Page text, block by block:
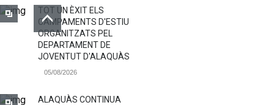
TOT UN ÈXIT ELS
CAMPAMENTS D'ESTIU
ORGANITZATS PEL
DEPARTAMENT DE
JOVENTUT D'ALAQUÀS
05/08/2026
ALAQUÀS CONTINUA